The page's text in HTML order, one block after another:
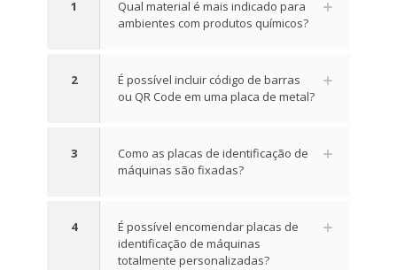
1
Qual material é mais indicado para
ambientes com produtos químicos?
2
É possível incluir código de barras
ou QR Code em uma placa de metal?
3
Como as placas de identificação de
máquinas são fixadas?
4
É possível encomendar placas de
identificação de máquinas
totalmente personalizadas?